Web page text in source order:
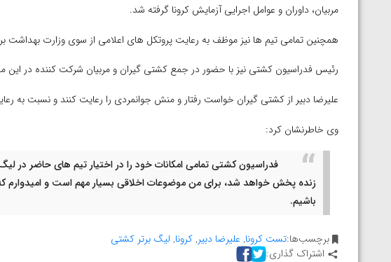
مربیان، داوران و عوامل اجرایی آزمایش کرونا گرفته شد.
همچنین تمامی تیم ها نیز موظف به رعایت پروتکل های اعلامی از سوی وزارت بهداشت
رئیس فدراسیون کشتی نیز با حضور در جمع کشتی گیران و مربیان شرکت کننده در این
علیرضا دبیر از کشتی گیران خواست رفتار و منش جوانمردی را رعایت کنند و نسبت به
وی خاطرنشان کرد:
فدراسیون کشتی تمامی امکانات خود را در اختیار تیم های حاضر در
زنده پخش خواهد شد، برای من موضوعات اخلاقی بسیار مهم است و
باشیم.
برچسب‌ها:تست کرونا, علیرضا دبیر,کرونا, لیگ برتر کشتی
اشتراک گذاری:
امین میرزازاده
ویدیو؛ باخت امین کاویانی نژاد مقابل مالخاز آمویان از
ارمنستان